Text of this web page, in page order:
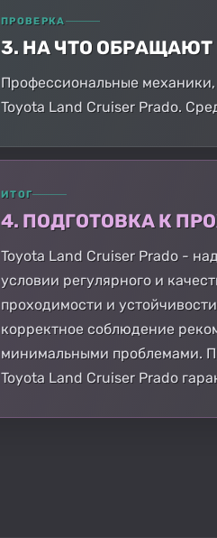
ПРОВЕРКА
3. НА ЧТО
Профессиональные
Toyota Land Cruiser Prado.
ИТОГ
4. ПОДГОТОВКА К
Toyota Land Cruiser Prado -
условии регулярного и
проходимости и
корректное соблюдение
минимальными проблемами.
Toyota Land Cruiser Prado